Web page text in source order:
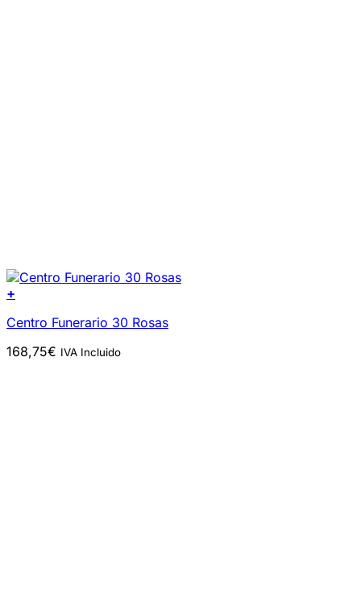
+
Centro Funerario 30 Rosas
168,75€ IVA Incluido